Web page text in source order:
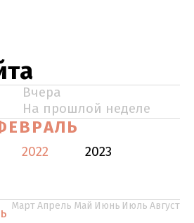
Вчера
На прошлой неделе
2022
2023
МартАпрель Май Июнь Июль Август